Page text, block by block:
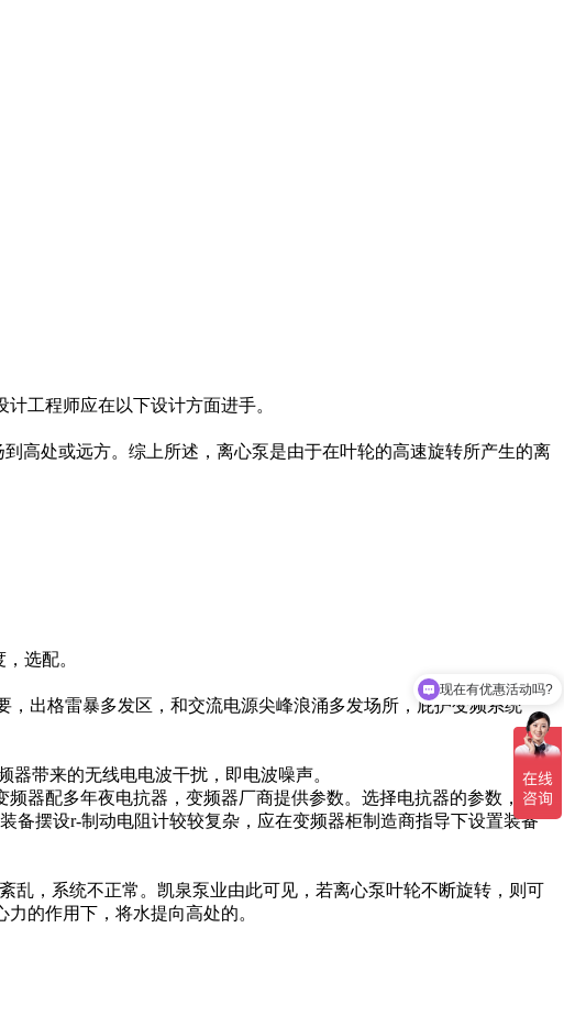
工程师应在以下设计方面进手。
处或远方。综上所述，离心泵是由于在叶轮的高速旋转所产生的离
选配。
出格雷暴多发区，和交流电源尖峰浪涌多发场所，庇护变频系统
带来的无线电电波干扰，即电波噪声。
配多年夜电抗器，变频器厂商提供参数。选择电抗器的参数，可由
备摆设r-制动电阻计较较复杂，应在变频器柜制造商指导下设置装备
，系统不正常。凯泉泵业由此可见，若离心泵叶轮不断旋转，则可
的作用下，将水提向高处的。
现在有优惠活动吗?